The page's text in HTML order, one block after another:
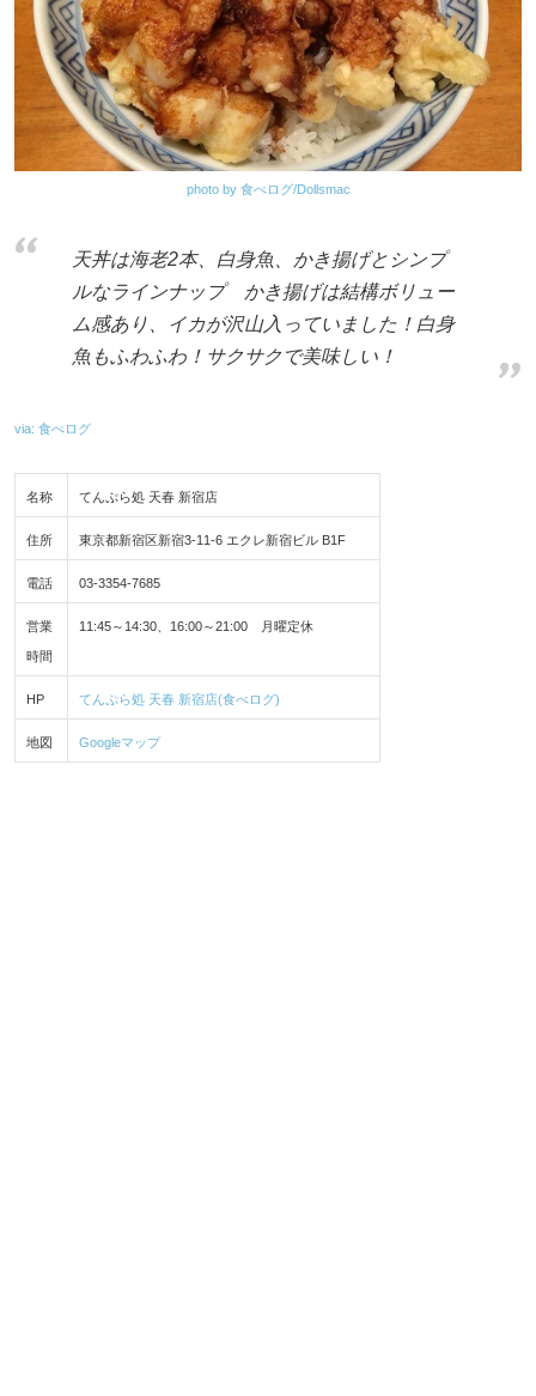
photo by 食べログ/Dollsmac
天丼は海老2本、白身魚、かき揚げとシンプ
ルなラインナップ かき揚げは結構ボリュー
ム感あり、イカが沢山入っていました！白身
魚もふわふわ！サクサクで美味しい！
via: 食べログ
名称 てんぷら処 天春 新宿店
住所 東京都新宿区新宿3-11-6 エクレ新宿ビル B1F
電話 03-3354-7685
営業
時間
11:45～14:30、16:00～21:00 月曜定休
HP てんぷら処 天春 新宿店(食べログ)
地図 Googleマップ